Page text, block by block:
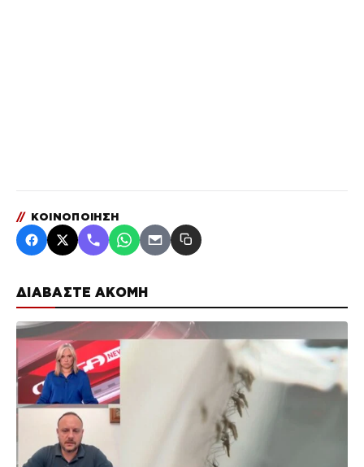
ΔΙΑΒΑΣΤΕ ΑΚΟΜΗ
// ΚΟΙΝΟΠΟΙΗΣΗ